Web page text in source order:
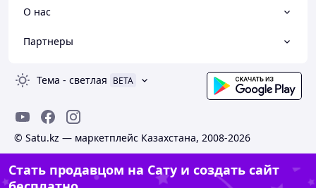
О нас
Партнеры
Тема - светлая BETA
© Satu.kz — маркетплейс Казахстана, 2008-2026
Стать продавцом на Сату и создать сайт